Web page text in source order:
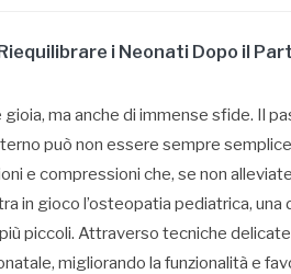
i Neonati Dopo il
ma anche di immense sfide. Il
può non essere sempre
e compressioni che, se non
in gioco l’osteopatia pediatrica, una
più piccoli. Attraverso tecniche
migliorando la funzionalità e